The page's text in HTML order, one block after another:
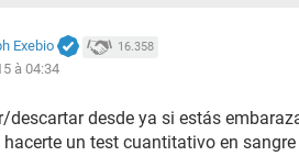
Exebio 16.358
à 04:34
descartar desde ya si estás
un test cuantitativo en sangre